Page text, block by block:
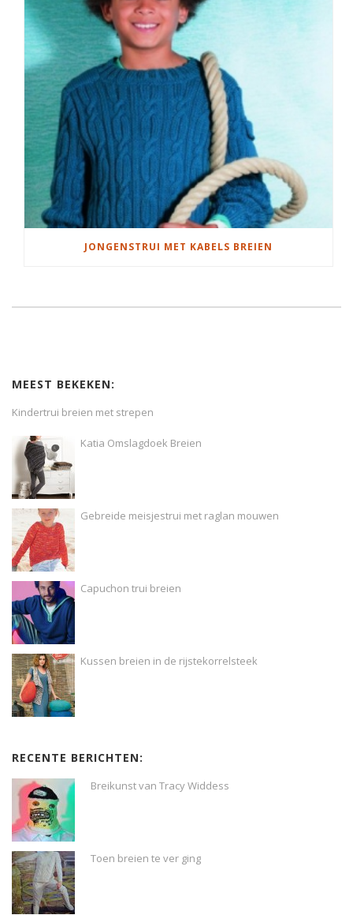
JONGENSTRUI MET KABELS BREIEN
MEEST BEKEKEN:
Kindertrui breien met strepen
Katia Omslagdoek Breien
Gebreide meisjestrui met raglan mouwen
Capuchon trui breien
Kussen breien in de rijstekorrelsteek
RECENTE BERICHTEN:
Breikunst van Tracy Widdess
Toen breien te ver ging